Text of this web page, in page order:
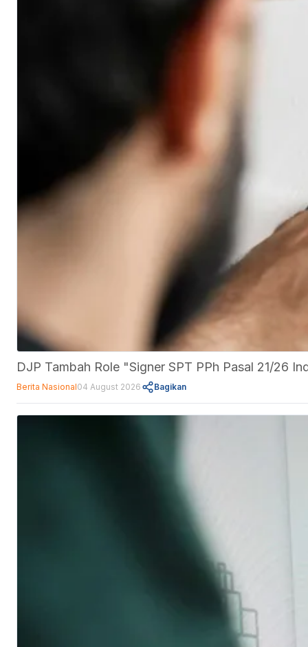
DJP Tambah Role "Signer SPT PPh Pasal 21/26
Berita Nasional04 August 2026 Bagikan